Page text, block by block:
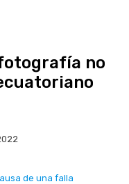
no
de una falla